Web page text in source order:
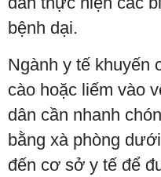
bệnh dại.
Ngành y tế khuyến
cào hoặc liếm vào
dân cần nhanh
bằng xà phòng
đến cơ sở y tế để